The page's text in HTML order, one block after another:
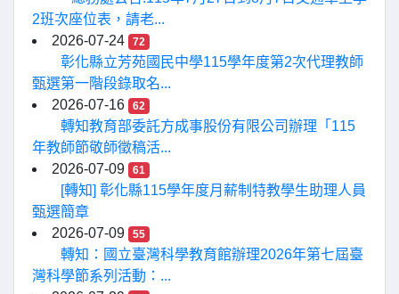
2班次座位表，請老...
2026-07-24
72
彰化縣立芳苑國民中學115學年度第2次代理教師
甄選第一階段錄取名...
2026-07-16
62
轉知教育部委託方成事股份有限公司辦理「115
年教師節敬師徵稿活...
2026-07-09
61
[轉知] 彰化縣115學年度月薪制特教學生助理人員
甄選簡章
2026-07-09
55
轉知：國立臺灣科學教育館辦理2026年第七屆臺
灣科學節系列活動：...